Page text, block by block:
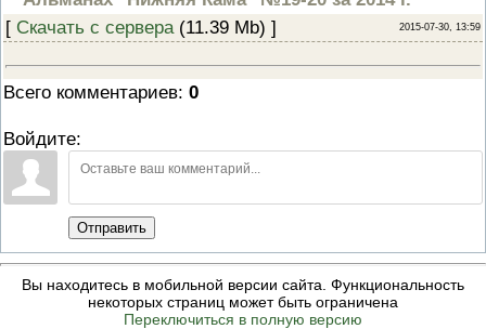
ПРОВЕРОЧНЫЙ ЛИСТ,
ПРИМЕНЯЕМЫЙ ПРИ
ГОСУДАРСТВЕННОГО
ОБЛАСТИ ОХРАНЫ И
РИСКОВ ПРИЧИНЕНИЯ
МЕРОПРИЯТИЙ
СВЕДЕНИЙ, КОТОРЫЕ МОГУТ
ЗАПРАШИВАТЬСЯ
(НАДЗОРНЫМ) ОРГАНОМ У
КОНТРОЛИРУЕМОГО ЛИЦА
[ Скачать с сервера(11.39 Mb) ] 2015-07-30, 13:59
Всего комментариев: 0
Войдите:
Отправить
Вы находитесь в мобильной версии сайта. Функциональность
некоторых страниц может быть ограничена
Переключиться в полную версию